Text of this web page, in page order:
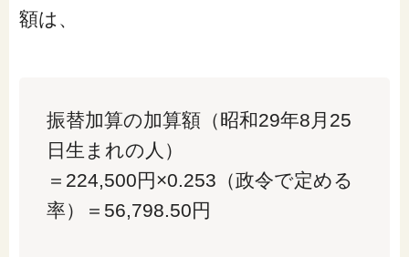
額は、
振替加算の加算額（昭和29年8月25
日生まれの人）
＝224,500円×0.253（政令で定める
率）＝56,798.50円